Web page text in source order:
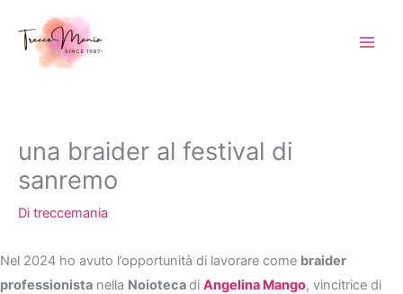
contenuto
una braider al festival di
sanremo
Di treccemania
Nel 2024 ho avuto l’opportunità di lavorare come braider
professionista nella Noiotecadi Angelina Mango, vincitrice di